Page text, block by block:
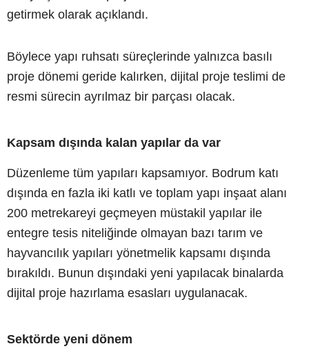
getirmek olarak açıklandı.
Böylece yapı ruhsatı süreçlerinde yalnızca basılı
proje dönemi geride kalırken, dijital proje teslimi de
resmi sürecin ayrılmaz bir parçası olacak.
Kapsam dışında kalan yapılar da var
Düzenleme tüm yapıları kapsamıyor. Bodrum katı
dışında en fazla iki katlı ve toplam yapı inşaat alanı
200 metrekareyi geçmeyen müstakil yapılar ile
entegre tesis niteliğinde olmayan bazı tarım ve
hayvancılık yapıları yönetmelik kapsamı dışında
bırakıldı. Bunun dışındaki yeni yapılacak binalarda
dijital proje hazırlama esasları uygulanacak.
Sektörde yeni dönem